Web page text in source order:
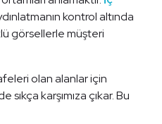
kontrol altında
görsellerle müşteri
olan alanlar için
karşımıza çıkar. Bu